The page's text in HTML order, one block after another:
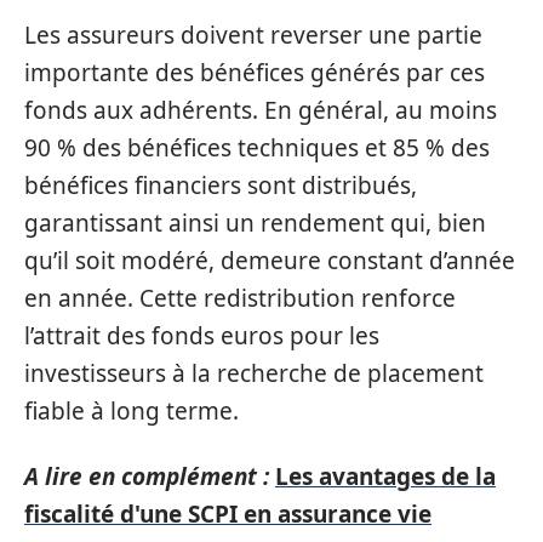
Les assureurs doivent reverser une partie
importante des bénéfices générés par ces
fonds aux adhérents. En général, au moins
90 % des bénéfices techniques et 85 % des
bénéfices financiers sont distribués,
garantissant ainsi un rendement qui, bien
qu’il soit modéré, demeure constant d’année
en année. Cette redistribution renforce
l’attrait des fonds euros pour les
investisseurs à la recherche de placement
fiable à long terme.
A lire en complément : Les avantages de la
fiscalité d'une SCPI en assurance vie